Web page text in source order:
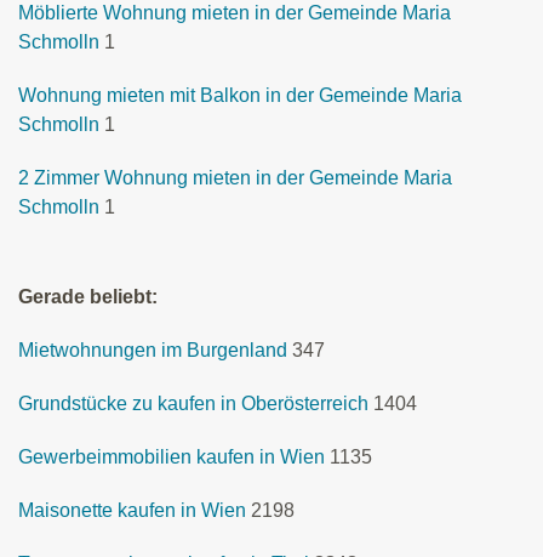
Möblierte Wohnung mieten in der Gemeinde Maria
Schmolln 1
Wohnung mieten mit Balkon in der Gemeinde Maria
Schmolln 1
2 Zimmer Wohnung mieten in der Gemeinde Maria
Schmolln 1
Gerade beliebt:
Mietwohnungen im Burgenland 347
Grundstücke zu kaufen in Oberösterreich 1404
Gewerbeimmobilien kaufen in Wien 1135
Maisonette kaufen in Wien 2198